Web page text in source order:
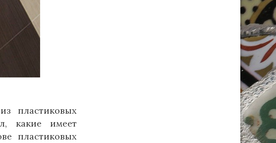
пластиковых
какие имеет
пластиковых